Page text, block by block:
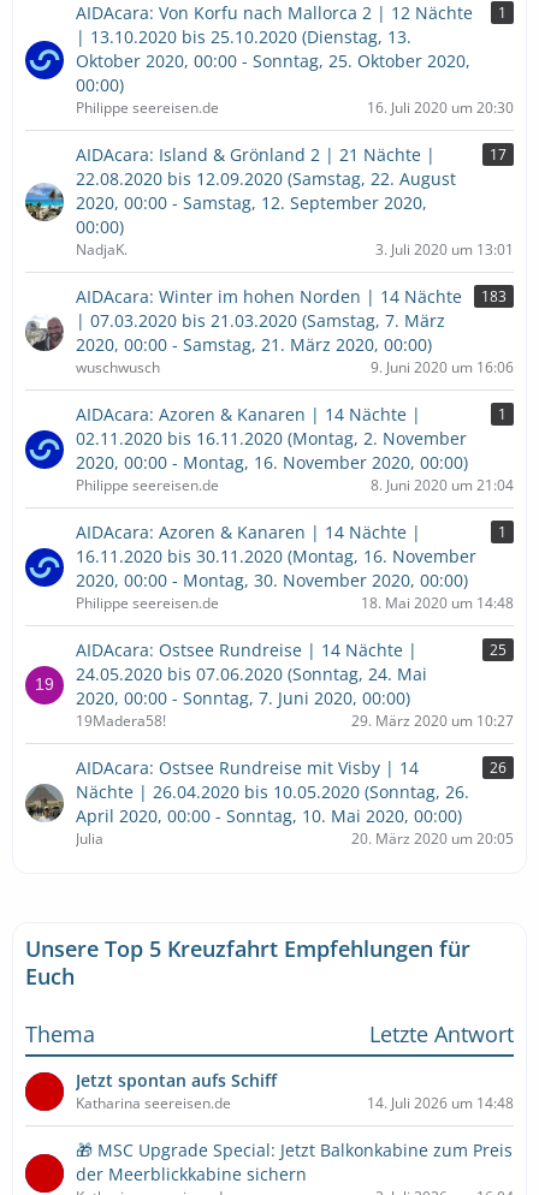
AIDAcara: Von Korfu nach Mallorca 2 | 12 Nächte
| 13.10.2020 bis 25.10.2020 (Dienstag, 13.
Oktober 2020, 00:00 - Sonntag, 25. Oktober 2020,
00:00)
1
Philippe seereisen.de 16. Juli 2020 um 20:30
AIDAcara: Island & Grönland 2 | 21 Nächte |
22.08.2020 bis 12.09.2020 (Samstag, 22. August
2020, 00:00 - Samstag, 12. September 2020,
00:00)
17
NadjaK. 3. Juli 2020 um 13:01
AIDAcara: Winter im hohen Norden | 14 Nächte
| 07.03.2020 bis 21.03.2020 (Samstag, 7. März
2020, 00:00 - Samstag, 21. März 2020, 00:00)
183
wuschwusch 9. Juni 2020 um 16:06
AIDAcara: Azoren & Kanaren | 14 Nächte |
02.11.2020 bis 16.11.2020 (Montag, 2. November
2020, 00:00 - Montag, 16. November 2020, 00:00)
1
Philippe seereisen.de 8. Juni 2020 um 21:04
AIDAcara: Azoren & Kanaren | 14 Nächte |
16.11.2020 bis 30.11.2020 (Montag, 16. November
2020, 00:00 - Montag, 30. November 2020, 00:00)
1
Philippe seereisen.de 18. Mai 2020 um 14:48
AIDAcara: Ostsee Rundreise | 14 Nächte |
24.05.2020 bis 07.06.2020 (Sonntag, 24. Mai
2020, 00:00 - Sonntag, 7. Juni 2020, 00:00)
25
19Madera58! 29. März 2020 um 10:27
AIDAcara: Ostsee Rundreise mit Visby | 14
Nächte | 26.04.2020 bis 10.05.2020 (Sonntag, 26.
April 2020, 00:00 - Sonntag, 10. Mai 2020, 00:00)
26
Julia 20. März 2020 um 20:05
Unsere Top 5 Kreuzfahrt Empfehlungen für
Euch
Thema
Letzte Antwort
Jetzt spontan aufs Schiff
Katharina seereisen.de 14. Juli 2026 um 14:48
🎁 MSC Upgrade Special: Jetzt Balkonkabine zum Preis
der Meerblickkabine sichern